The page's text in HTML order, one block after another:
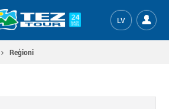
LV
Reģioni